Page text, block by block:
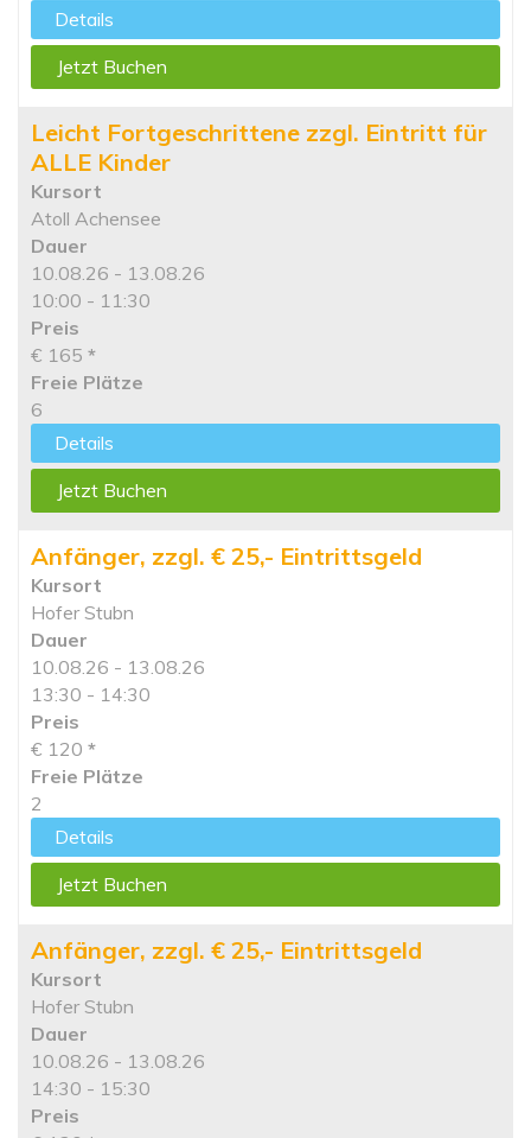
Details
Jetzt Buchen
Leicht Fortgeschrittene zzgl. Eintritt für
ALLE Kinder
Kursort
Atoll Achensee
Dauer
10.08.26 - 13.08.26
10:00 - 11:30
Preis
€ 165 *
Freie Plätze
6
Details
Jetzt Buchen
Anfänger, zzgl. € 25,- Eintrittsgeld
Kursort
Hofer Stubn
Dauer
10.08.26 - 13.08.26
13:30 - 14:30
Preis
€ 120 *
Freie Plätze
2
Details
Jetzt Buchen
Anfänger, zzgl. € 25,- Eintrittsgeld
Kursort
Hofer Stubn
Dauer
10.08.26 - 13.08.26
14:30 - 15:30
Preis